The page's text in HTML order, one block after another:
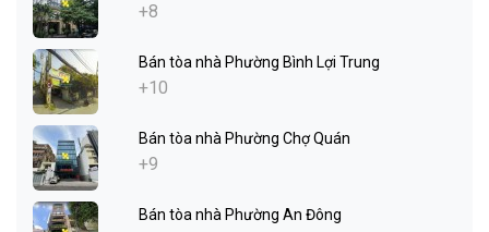
+8
Bán tòa nhà Phường Bình Lợi Trung
+10
Bán tòa nhà Phường Chợ Quán
+9
Bán tòa nhà Phường An Đông